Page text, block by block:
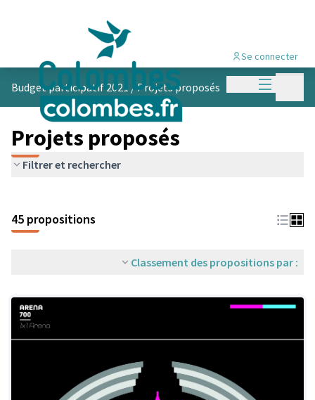
Menu
Se connecter
Budget participatif 2021 /Projets proposés
Projets proposés
Filtrer et rechercher
45 propositions
Classement des propositions par :